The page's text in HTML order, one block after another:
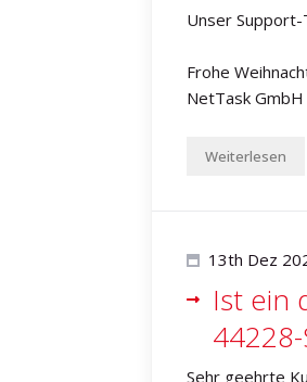
Unser
Frohe
NetTask GmbH
Weiterlesen
13th Dez
Ist ein
Sehr geehrte